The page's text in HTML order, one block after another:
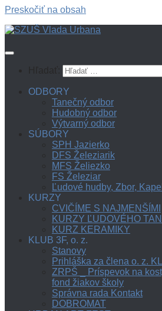
Preskočiť na obsah
ODBORY
Tanečný odbor
Hudobný odbor
Výtvarný odbor
SÚBORY
SPH Jazierko
DFS Železiarik
MFS Želiezko
FS Železiar
Ľudové hudby, Zbor,
KURZY
CVIČÍME S NAJMENŠÍMI
KURZY ĽUDOVÉHO
KURZ KERAMIKY
KLUB 3F, o. z.
Stanovy
Prihláška za člena o. z.
ZRPŠ _ Príspevok na
fond žiakov školy
Správna rada Kontakt
DOBROMAT